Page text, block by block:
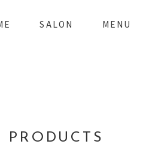
SALON MENU
PRODUCTS